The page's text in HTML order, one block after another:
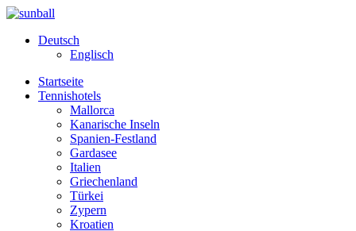
Deutsch
Englisch
Startseite
Tennishotels
Mallorca
Kanarische Inseln
Spanien-Festland
Gardasee
Italien
Griechenland
Türkei
Zypern
Kroatien